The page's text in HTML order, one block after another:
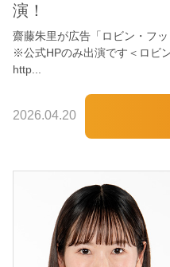
演！
齋藤朱里が広告「ロビン・フ
※公式HPのみ出演です＜ロビ
http...
2026.04.20